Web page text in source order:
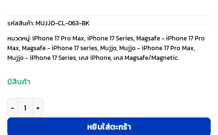
price
was:
2,190 ฿.
price
is:
1,690 ฿.
รหัสสินค้า:MUJJO-CL-063-BK
หมวดหมู่:iPhone 17 Pro Max, iPhone 17 Series, Magsafe - iPhone 17 Pro
Max, Magsafe - iPhone 17 series, Mujjo, Mujjo - iPhone 17 Pro Max,
Mujjo - iPhone 17 Series, เคส iPhone, เคส Magsafe/Magnetic
มีสินค้า
จำนวน Mujjo รุ่น Full Leather - เคส iPhone 17 Pro Max - สี Black ชิ้น
หยิบใส่ตะกร้า